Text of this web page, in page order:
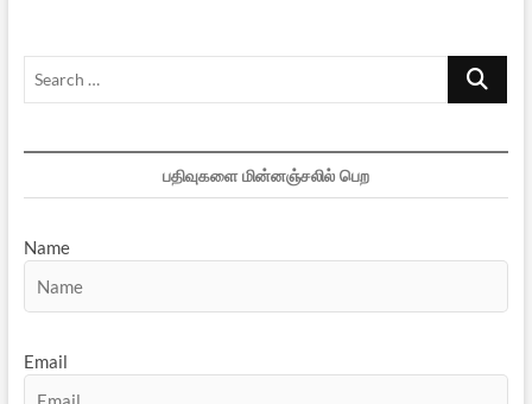
Search
பதிவுகளை மின்னஞ்சலில் பெற
Name
Email